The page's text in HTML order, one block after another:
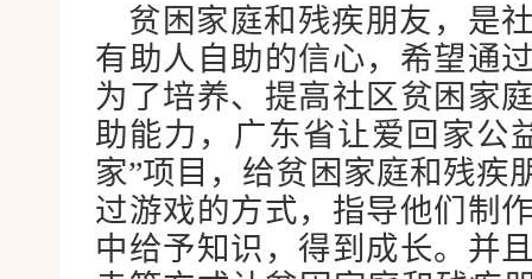
贫困家庭和残疾朋友，是
有助人自助的信心，希望通
为了培养、提高社区贫困家
助能力，广东省让爱回家公
家”项目，给贫困家庭和残疾
过游戏的方式，指导他们制
中给予知识，得到成长。并